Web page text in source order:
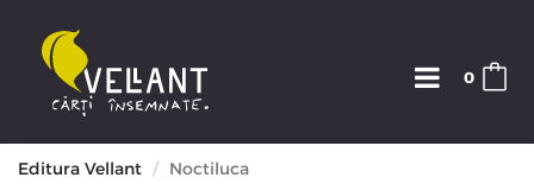
0
Editura Vellant Noctiluca